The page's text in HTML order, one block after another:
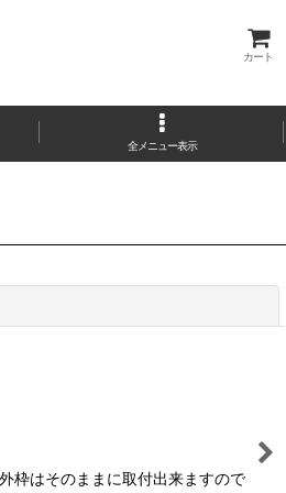
カート
全メニュー表示
枠はそのままに取付出来ますので